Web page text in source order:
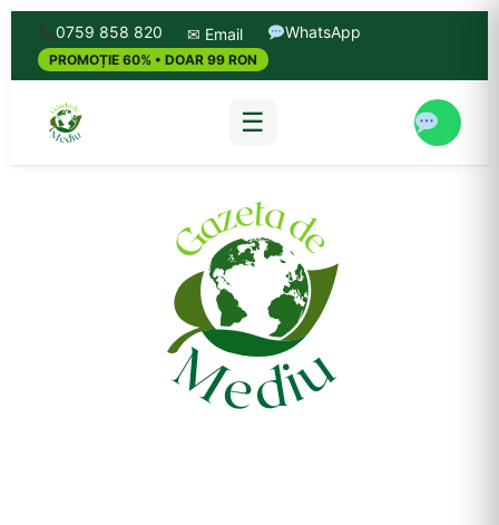
0759 858 820 ✉ Email WhatsApp
PROMOȚIE 60% • DOAR 99 RON
☰